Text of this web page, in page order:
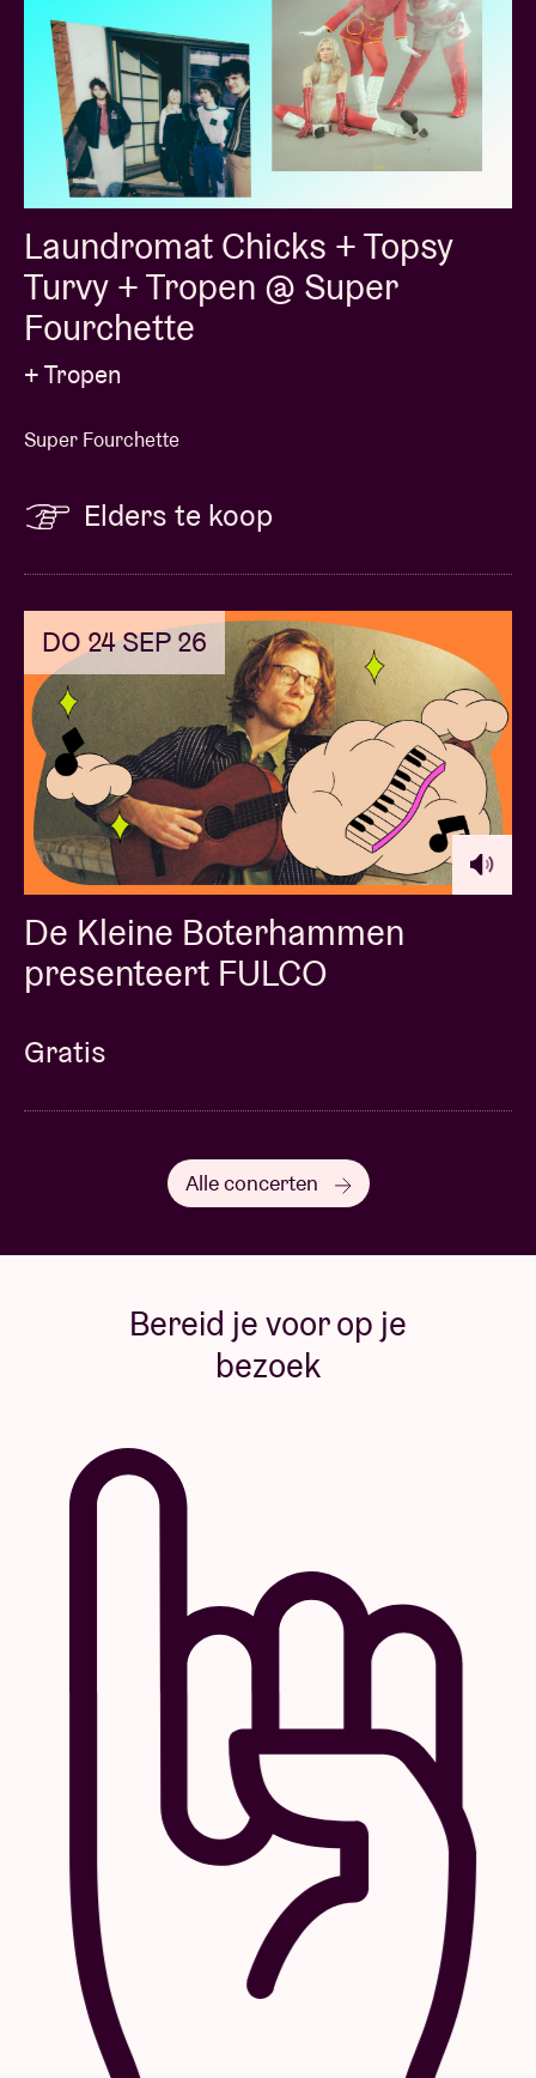
Laundromat Chicks + Topsy
Turvy + Tropen @ Super
Fourchette
+ Tropen
Super Fourchette
Elders te koop
DO 24 SEP 26
De Kleine Boterhammen
presenteert FULCO
Gratis
Alle concerten
Bereid je voor op je
bezoek